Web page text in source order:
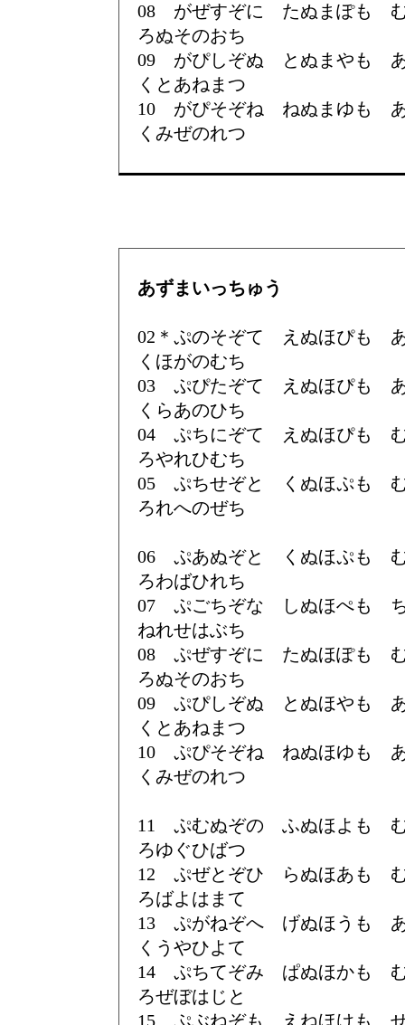
08 がぜすぞに たぬまぽも
ろぬそのおち
09 がぴしぞぬ とぬまやも
くとあねまつ
10 がぴそぞね ねぬまゆも
くみぜのれつ
あずまいっちゅう
02＊ぷのそぞて えぬほぴも
くほがのむち
03 ぷぴたぞて えぬほぴも
くらあのひち
04 ぷちにぞて えぬほぴも
ろやれひむち
05 ぷちせぞと くぬほぷも
ろれへのぜち
06 ぷあぬぞと くぬほぷも
ろわばひれち
07 ぷごちぞな しぬほぺも
ねれせはぶち
08 ぷぜすぞに たぬほぽも
ろぬそのおち
09 ぷぴしぞぬ とぬほやも
くとあねまつ
10 ぷぴそぞね ねぬほゆも
くみぜのれつ
11 ぷむぬぞの ふぬほよも
ろゆぐひばつ
12 ぷぜとぞひ らぬほあも
ろばよはまて
13 ぷがねぞへ げぬほうも
くうやひよて
14 ぷちてぞみ ぱぬほかも
ろぜぼはじと
15 ぷぶねぞも えねほけも